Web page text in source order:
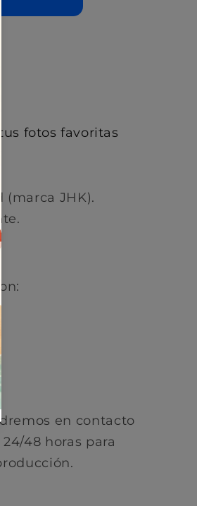
fotos favoritas
(marca JHK).
en contacto
48 horas para